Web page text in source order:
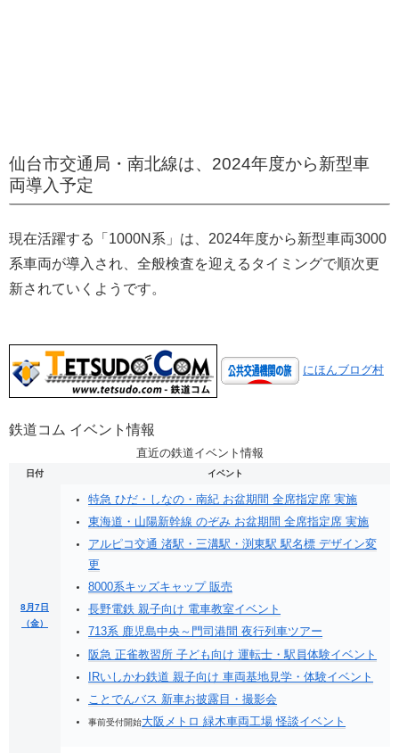
仙台市交通局・南北線は、2024年度から新型車
両導入予定
現在活躍する「1000N系」は、2024年度から新型車両3000
系車両が導入され、全般検査を迎えるタイミングで順次更
新されていくようです。
にほんブログ村
鉄道コム イベント情報
直近の鉄道イベント情報
日付 イベント
8月7日
（金）
特急 ひだ・しなの・南紀 お盆期間 全席指定席 実施
東海道・山陽新幹線 のぞみ お盆期間 全席指定席 実施
アルピコ交通 渚駅・三溝駅・渕東駅 駅名標 デザイン変
更
8000系キッズキャップ 販売
長野電鉄 親子向け 電車教室イベント
713系 鹿児島中央～門司港間 夜行列車ツアー
阪急 正雀教習所 子ども向け 運転士・駅員体験イベント
IRいしかわ鉄道 親子向け 車両基地見学・体験イベント
ことでんバス 新車お披露目・撮影会
事前受付開始大阪メトロ 緑木車両工場 怪談イベント